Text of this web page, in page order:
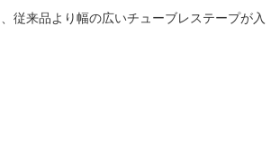
従来品より幅の広いチューブレステープが入